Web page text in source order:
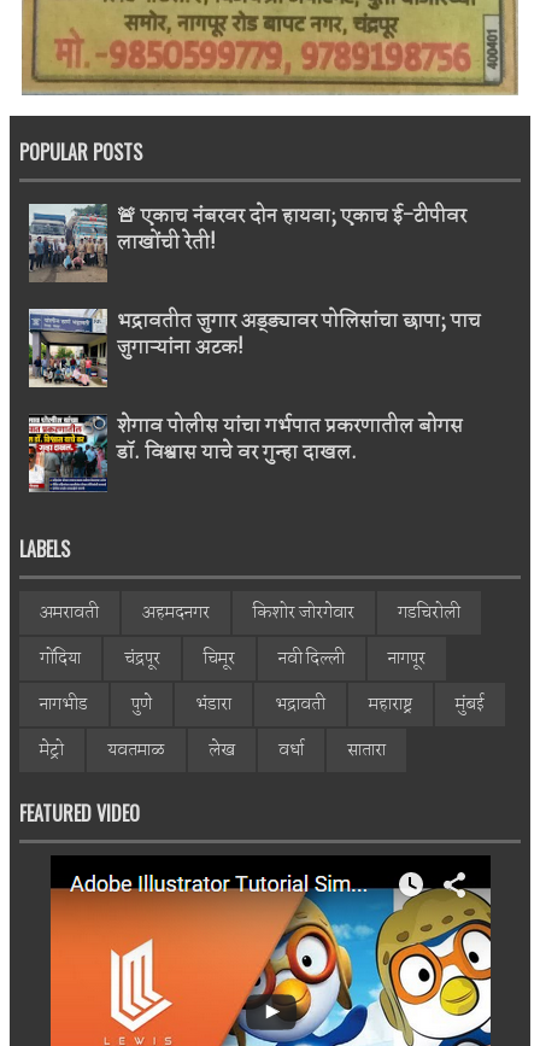
POPULAR POSTS
🚨 एकाच नंबरवर दोन हायवा; एकाच ई-टीपीवर
लाखोंची रेती!
भद्रावतीत जुगार अड्ड्यावर पोलिसांचा छापा; पाच
जुगाऱ्यांना अटक!
शेगाव पोलीस यांचा गर्भपात प्रकरणातील बोगस
डॉ. विश्वास याचे वर गुन्हा दाखल.
LABELS
अमरावती अहमदनगर किशोर जोरगेवार
गडचिरोली
गोंदिया
चंद्रपूर चिमूर नवी दिल्ली
नागपूर
नागभीड
पुणे भंडारा भद्रावती महाराष्ट्र
मुंबई
मेट्रो
यवतमाळ लेख वर्धा सातारा
FEATURED VIDEO